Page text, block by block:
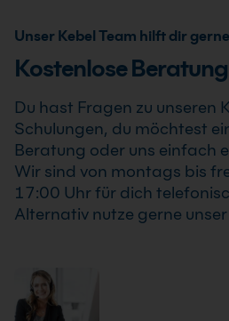
durchgeführt werden. Inhalte,
Schwerpunkte passen wir
Unser Kebel Team hilft dir
Kostenlose Beratung
Du hast Fragen zu unseren
Schulungen, du möchtest
Beratung oder uns einfach
Wir sind von montags bis
17:00 Uhr für dich
Alternativ nutze gerne